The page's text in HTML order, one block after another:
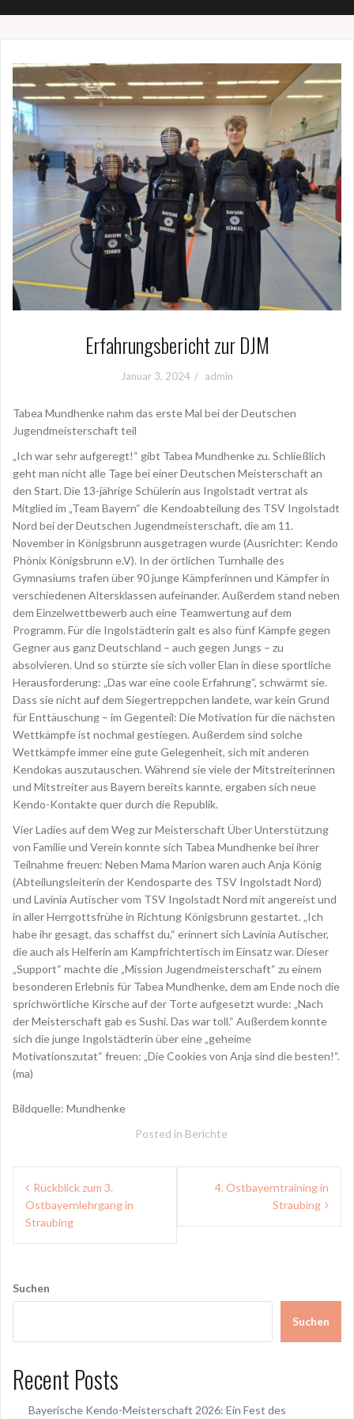
Erfahrungsbericht zur DJM
Januar 3, 2024 admin
Tabea Mundhenke nahm das erste Mal bei der Deutschen
Jugendmeisterschaft teil
„Ich war sehr aufgeregt!“ gibt Tabea Mundhenke zu. Schließlich
geht man nicht alle Tage bei einer Deutschen Meisterschaft an
den Start. Die 13-jährige Schülerin aus Ingolstadt vertrat als
Mitglied im „Team Bayern“ die Kendoabteilung des TSV Ingolstadt
Nord bei der Deutschen Jugendmeisterschaft, die am 11.
November in Königsbrunn ausgetragen wurde (Ausrichter: Kendo
Phönix Königsbrunn e.V). In der örtlichen Turnhalle des
Gymnasiums trafen über 90 junge Kämpferinnen und Kämpfer in
verschiedenen Altersklassen aufeinander. Außerdem stand neben
dem Einzelwettbewerb auch eine Teamwertung auf dem
Programm. Für die Ingolstädterin galt es also fünf Kämpfe gegen
Gegner aus ganz Deutschland – auch gegen Jungs – zu
absolvieren. Und so stürzte sie sich voller Elan in diese sportliche
Herausforderung: „Das war eine coole Erfahrung“, schwärmt sie.
Dass sie nicht auf dem Siegertreppchen landete, war kein Grund
für Enttäuschung – im Gegenteil: Die Motivation für die nächsten
Wettkämpfe ist nochmal gestiegen. Außerdem sind solche
Wettkämpfe immer eine gute Gelegenheit, sich mit anderen
Kendokas auszutauschen. Während sie viele der Mitstreiterinnen
und Mitstreiter aus Bayern bereits kannte, ergaben sich neue
Kendo-Kontakte quer durch die Republik.
Vier Ladies auf dem Weg zur Meisterschaft Über Unterstützung
von Familie und Verein konnte sich Tabea Mundhenke bei ihrer
Teilnahme freuen: Neben Mama Marion waren auch Anja König
(Abteilungsleiterin der Kendosparte des TSV Ingolstadt Nord)
und Lavinia Autischer vom TSV Ingolstadt Nord mit angereist und
in aller Herrgottsfrühe in Richtung Königsbrunn gestartet. „Ich
habe ihr gesagt, das schaffst du,“ erinnert sich Lavinia Autischer,
die auch als Helferin am Kampfrichtertisch im Einsatz war. Dieser
„Support“ machte die „Mission Jugendmeisterschaft“ zu einem
besonderen Erlebnis für Tabea Mundhenke, dem am Ende noch die
sprichwörtliche Kirsche auf der Torte aufgesetzt wurde: „Nach
der Meisterschaft gab es Sushi. Das war toll.“ Außerdem konnte
sich die junge Ingolstädterin über eine „geheime
Motivationszutat“ freuen: „Die Cookies von Anja sind die besten!“.
(ma)
Bildquelle: Mundhenke
Posted in Berichte
Beitragsnavigation
Rückblick zum 3.
Ostbayernlehrgang in
Straubing
4. Ostbayerntraining in
Straubing
Suchen
Suchen
Recent Posts
Bayerische Kendo-Meisterschaft 2026: Ein Fest des